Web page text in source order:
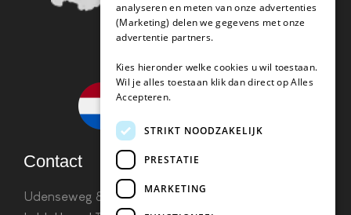
Contact
Udenseweg 8B 5405 PA Udeninfo(@)koffie-
analyseren en meten van onze advertenties
(Marketing) delen we gegevens met onze
advertentie partners.
Kies hieronder welke cookies u wil toestaan.
Wil je alles toestaan klik dan direct op Alles
Accepteren.
STRIKT NOODZAKELIJK
PRESTATIE
MARKETING